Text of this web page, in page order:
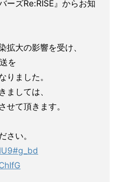
ーズRe:RISE』からお知
拡大の影響を受け、
を
りました。
ましては、
せて頂きます。
さい。
#g_bd